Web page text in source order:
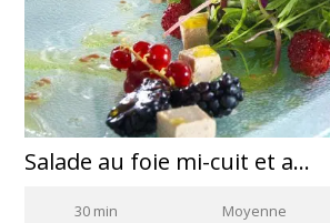
Salade au foie mi-cuit et aux fruits des bois
30 min Moyenne